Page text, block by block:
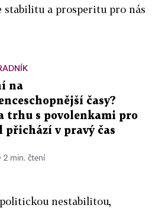
stabilitu a prosperitu pro nás
na
časy?
trhu s povolenkami pro
přichází v pravý čas
2 min. čtení
nestabilitou,